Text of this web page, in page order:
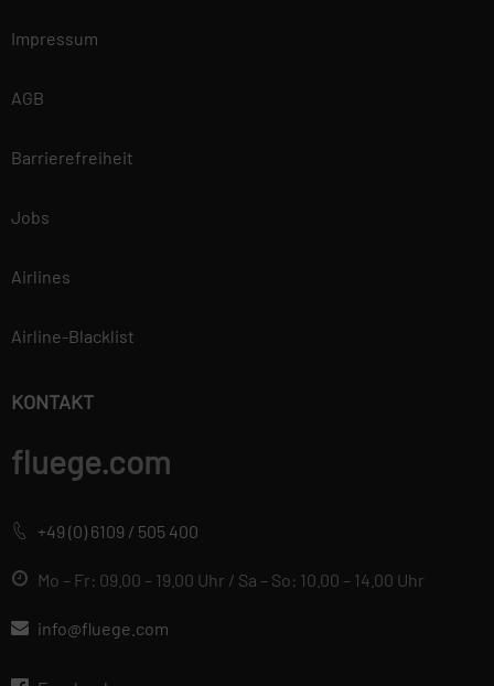
Impressum
AGB
Barrierefreiheit
Jobs
Airlines
Airline-Blacklist
KONTAKT
fluege.com
+49 (0) 6109 / 505 400
Mo – Fr: 09.00 – 19.00 Uhr / Sa – So: 10.00 – 14.00 Uhr
info@fluege.com